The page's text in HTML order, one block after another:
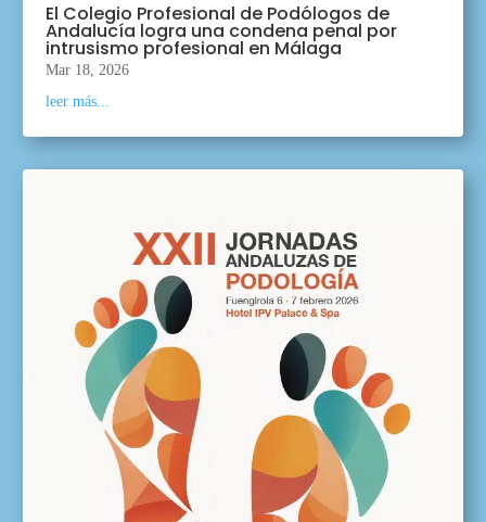
El Colegio Profesional de Podólogos de
Andalucía logra una condena penal por
intrusismo profesional en Málaga
Mar 18, 2026
leer más...